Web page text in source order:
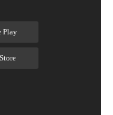
Play